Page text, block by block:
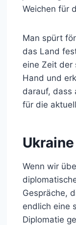
Weichen für
Man spürt
das Land
eine Zeit der
Hand und
darauf, dass
für die
Wenn wir
Gespräche,
endlich eine
Diplomatie